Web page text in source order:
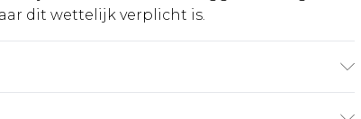
dit wettelijk verplicht is.